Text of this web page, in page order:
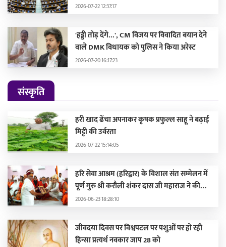
2026-07-22 12:37:17
'हड्डी तोड़ देंगे...', CM विजय पर विवादित बयान देने
वाले DMK विधायक को पुलिस ने किया अरेस्ट
2026-07-20 16:17:23
संस्कृति
हरी खाद ढेंचा अपनाकर कृषक प्रफुल्ल साहू ने बढ़ाई
मिट्टी की उर्वरता
2026-07-22 15:14:05
हरि सेवा आश्रम (हरिद्वार) के विशाल संत सम्मेलन में
पूर्ण गुरु श्री करौली शंकर दास जी महाराज ने की
सहभागिता, मुख्यमंत्री और दिग्गज संतों द्वारा हुए
2026-06-23 18:28:10
जीवदया दिवस पर विश्वपटल पर पशुओं पर हो रही
हिन्सा प्रत्यर्थ नवकार जाप 28 को